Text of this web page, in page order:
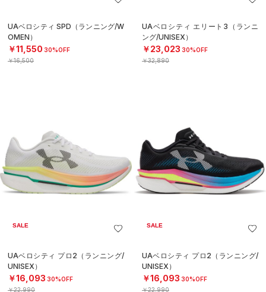
UAベロシティ SPD（ランニング/W
OMEN）
￥11,550 30%OFF
￥16,500
UAベロシティ エリート3（ランニ
ング/UNISEX）
￥23,023 30%OFF
￥32,890
SALE
UAベロシティ プロ2（ランニング/
UNISEX）
￥16,093 30%OFF
￥22,990
SALE
UAベロシティ プロ2（ランニング/
UNISEX）
￥16,093 30%OFF
￥22,990